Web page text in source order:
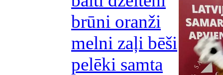
brūni oranži
melni zaļi bēši
pelēki samta